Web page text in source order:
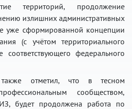
территорий, продолжение
излишних административных
уже сформированной концепции
(с учётом территориального
федерального
отметил, что в тесном
сообществом,
будет продолжена работа по